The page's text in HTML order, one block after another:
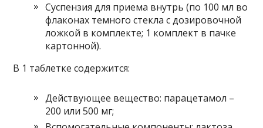
Суспензия для приема внутрь (по 100 мл во
флаконах темного стекла с дозировочной
ложкой в комплекте; 1 комплект в пачке
картонной).
В 1 таблетке содержится:
Действующее вещество: парацетамол –
200 или 500 мг;